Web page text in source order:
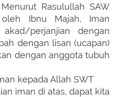
Rasulullah SAW
Ibnu Majah, Iman
perjanjian dengan
dengan lisan (ucapan)
dengan anggota tubuh
kepada Allah SWT
iman di atas, dapat kita